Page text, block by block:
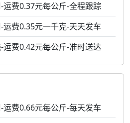
运费0.37元每公斤-全程跟踪
运费0.35元一千克-天天发车
运费0.42元每公斤-准时送达
费0.66元每公斤-每天发车